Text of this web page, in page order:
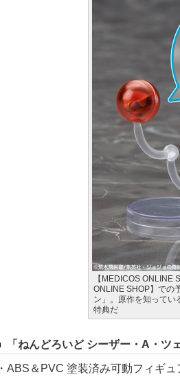
【MEDICOS ONLINE
ONLINE SHOP】での
ン」。原作を知ってい
特典だ
「ねんどろいど シーザー・A・ツ
・ABS＆PVC 塗装済み可動フィギュ